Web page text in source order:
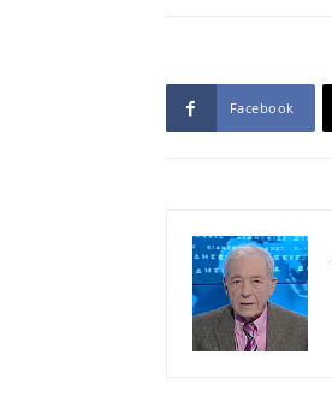
Facebook